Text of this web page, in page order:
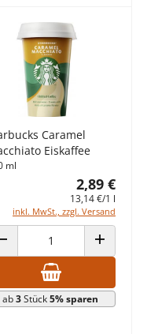
Caramel
Eiskaffee
ml
2,89 €
13,14 €/1 l
inkl. MwSt., zzgl. Versand
ANZAHL VERRINGERN ANZAHL
ab3Stück5% sparen